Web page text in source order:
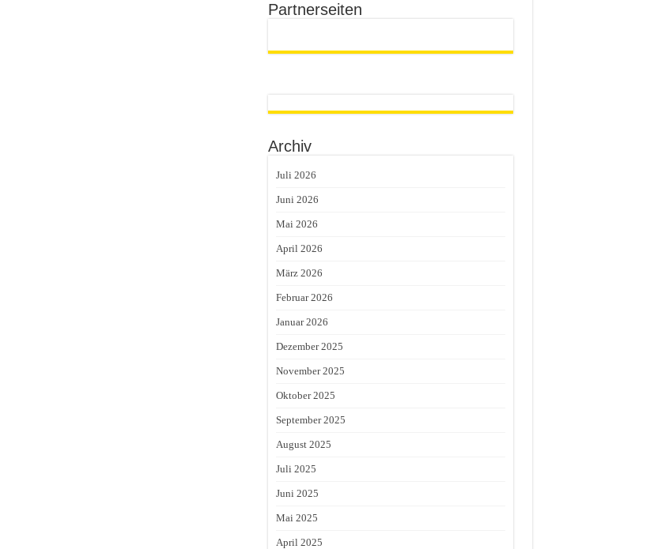
Partnerseiten
Archiv
Juli 2026
Juni 2026
Mai 2026
April 2026
März 2026
Februar 2026
Januar 2026
Dezember 2025
November 2025
Oktober 2025
September 2025
August 2025
Juli 2025
Juni 2025
Mai 2025
April 2025